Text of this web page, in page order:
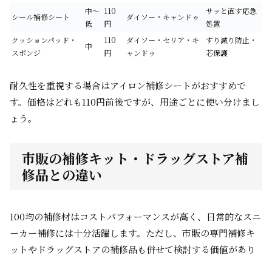
シール補修シート
中～
低
110
円
ダイソー・キャンドゥ
サッと直す応急
処置
クッションパッド・
スポンジ
中
110
円
ダイソー・セリア・キ
ャンドゥ
すり減り防止・
芯保護
耐久性を重視する場合はアイロン補修シートがおすすめで
す。価格はどれも110円前後ですが、用途ごとに使い分けまし
ょう。
市販の補修キット・ドラッグストア補
修品との違い
100均の補修材はコストパフォーマンスが高く、日常的なスニ
ーカー補修には十分活躍します。ただし、市販の専門補修キ
ットやドラッグストアの補修品も併せて検討する価値があり